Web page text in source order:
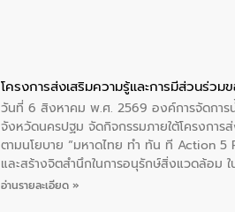
โครงการส่งเสริมความรู้และการมีส่วนร่ว
วันที่ 6 สิงหาคม พ.ศ. 2569 องค์การจัดการ
จังหวัดนครปฐม จัดกิจกรรมภายใต้โครงการ
ตามนโยบาย “มหาดไทย ทำ ทัน ที Action 5
และสร้างจิตสำนึกในการอนุรักษ์สิ่งแวดล้อม
ของน้ำเสีย แนวทางการลดการเกิดน้ำเสียจ
อ่านรายละเอียด »